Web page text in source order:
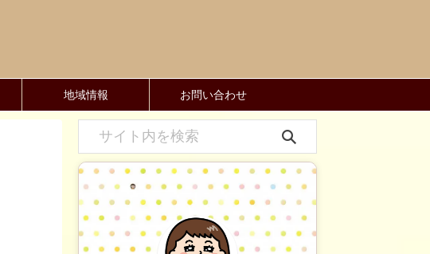
地域情報 お問い合わせ